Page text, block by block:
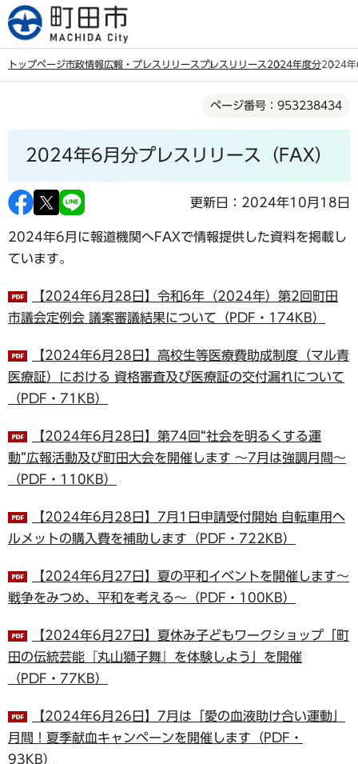
こ
の
す
トップページ市政情報広報・プレスリリース プレスリリース 2024年度分2024年
ら
ページ番号：953238434
2024年6月分プレスリリース（FAX）
更新日：2024年10月18日
2024年6月に報道機関へFAXで情報提供した資料を掲載し
ています。
【2024年6月28日】令和6年（2024年）第2回町田
市議会定例会 議案審議結果について（PDF・174KB）
【2024年6月28日】高校生等医療費助成制度（マル青
医療証）における 資格審査及び医療証の交付漏れについて
（PDF・71KB）
【2024年6月28日】第74回“社会を明るくする運
動”広報活動及び町田大会を開催します ～7月は強調月間～
（PDF・110KB）
【2024年6月28日】7月1日申請受付開始 自転車用ヘ
ルメットの購入費を補助します（PDF・722KB）
【2024年6月27日】夏の平和イベントを開催します～
戦争をみつめ、平和を考える～（PDF・100KB）
【2024年6月27日】夏休み子どもワークショップ「町
田の伝統芸能『丸山獅子舞』を体験しよう」を開催
（PDF・77KB）
【2024年6月26日】7月は「愛の血液助け合い運動」
月間！夏季献血キャンペーンを開催します（PDF・
93KB）